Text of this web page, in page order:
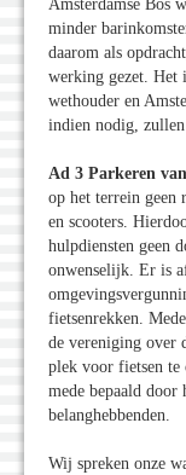
Amsterdamse Bos
minder
daarom als
werking gezet. Het
wethouder en
indien nodig,
Ad 3 Parkeren
op het terrein geen
en scooters.
hulpdiensten geen
onwenselijk. Er is
fietsenrekken.
de vereniging over
plek voor fietsen te
mede bepaald door
belanghebbenden.
Wij spreken onze